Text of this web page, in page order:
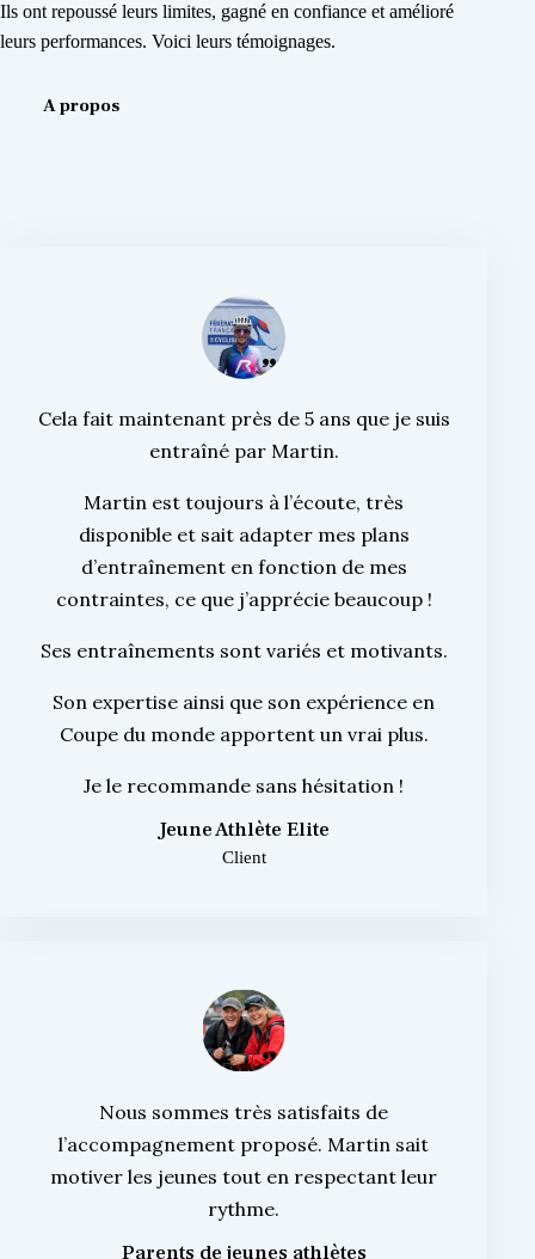
Ils ont repoussé leurs limites, gagné en confiance et amélioré
leurs performances. Voici leurs témoignages.
A propos
Cela fait maintenant près de 5 ans que je suis
entraîné par Martin.
Martin est toujours à l’écoute, très
disponible et sait adapter mes plans
d’entraînement en fonction de mes
contraintes, ce que j’apprécie beaucoup !
Ses entraînements sont variés et motivants.
Son expertise ainsi que son expérience en
Coupe du monde apportent un vrai plus.
Je le recommande sans hésitation !
Jeune Athlète Elite
Client
Nous sommes très satisfaits de
l’accompagnement proposé. Martin sait
motiver les jeunes tout en respectant leur
rythme.
Parents de jeunes athlètes